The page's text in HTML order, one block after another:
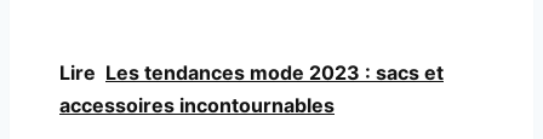
Lire Les tendances mode 2023 : sacs et
accessoires incontournables